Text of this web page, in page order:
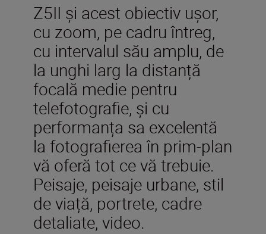
Z5II și acest obiectiv ușor,
cu zoom, pe cadru întreg,
cu intervalul său amplu, de
la unghi larg la distanță
focală medie pentru
telefotografie, și cu
performanța sa excelentă
la fotografierea în prim-plan
vă oferă tot ce vă trebuie.
Peisaje, peisaje urbane, stil
de viață, portrete, cadre
detaliate, video.